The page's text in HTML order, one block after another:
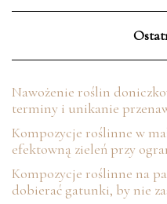
Nawożenie roślin
terminy i unikanie
Kompozycje roślinne w
efektowną zieleń przy
Kompozycje roślinne na
dobierać gatunki, by nie